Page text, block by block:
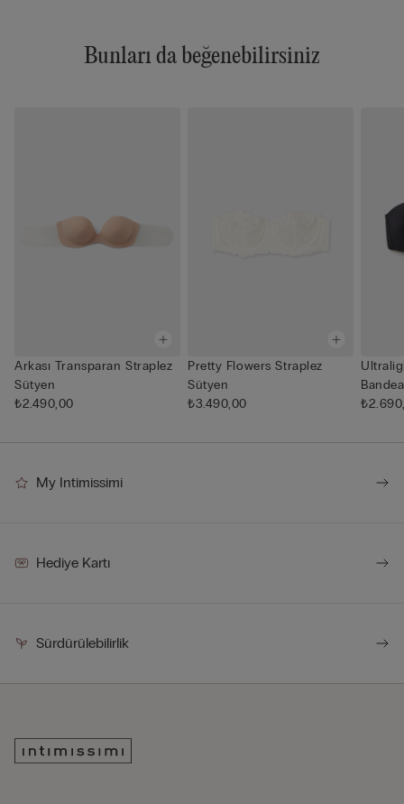
Bunları da beğenebilirsiniz
Arkası Transparan Straplez
Sütyen
₺2.490,00
Pretty Flowers Straplez
Sütyen
₺3.490,00
My Intimissimi
Hediye Kartı
Sürdürülebilirlik